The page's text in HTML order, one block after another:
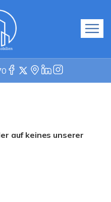
auf keines unserer